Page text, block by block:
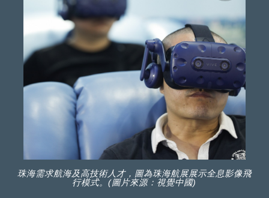
珠海需求航海及高技術人才，圖為珠海航展展示全息影像飛
行模式。(圖片來源：視覺中國)